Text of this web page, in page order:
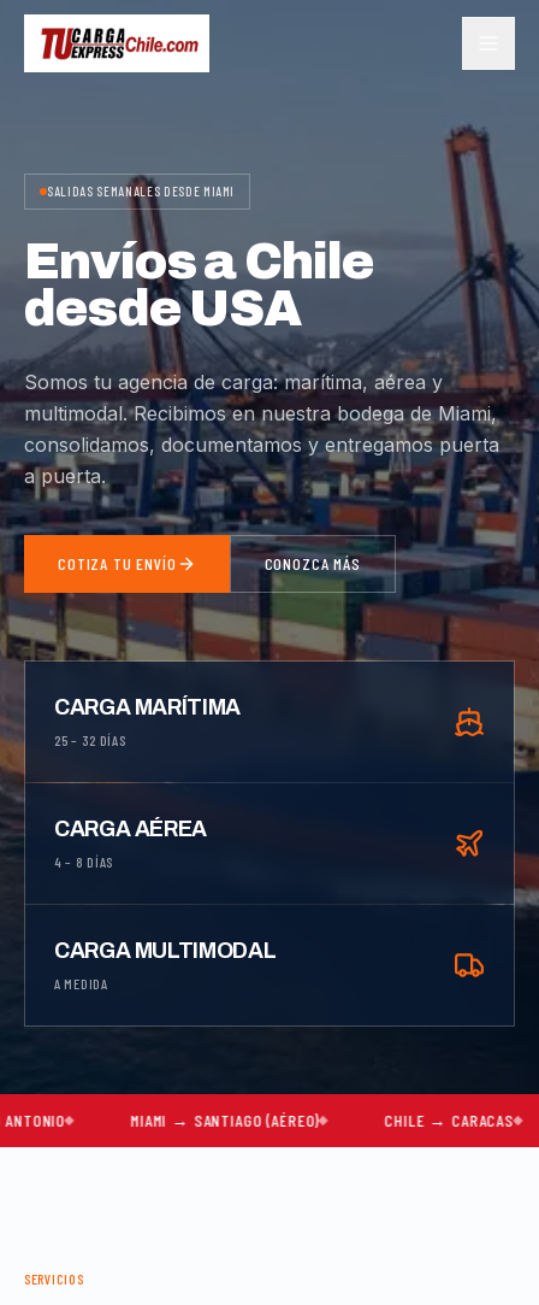
SALIDAS SEMANALES DESDE MIAMI
Envíos a Chile
desde USA
Somos tu agencia de carga: marítima, aérea y
multimodal. Recibimos en nuestra bodega de Miami,
consolidamos, documentamos y entregamos puerta
a puerta.
COTIZA TU ENVÍO CONOZCA MÁS
CARGA MARÍTIMA
25 – 32 DÍAS
CARGA AÉREA
4 – 8 DÍAS
CARGA MULTIMODAL
A MEDIDA
MIAMI → SANTIAGO (AÉREO) CHILE → CARACAS
SERVICIOS